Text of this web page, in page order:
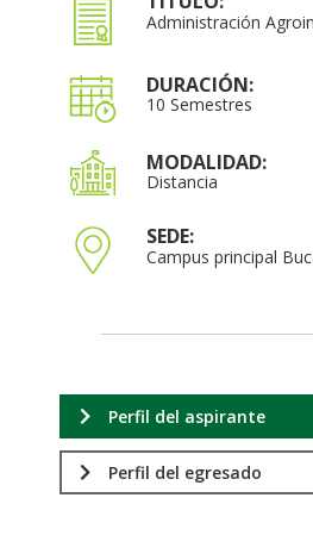
Administración
DURACIÓN:
10 Semestres
MODALIDAD:
Distancia
SEDE:
Campus principal
Perfil del aspirante
Perfil del egresado